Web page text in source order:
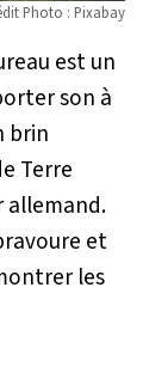
Photo : Pixabay
est un
son à
brin
Terre
allemand.
et
les